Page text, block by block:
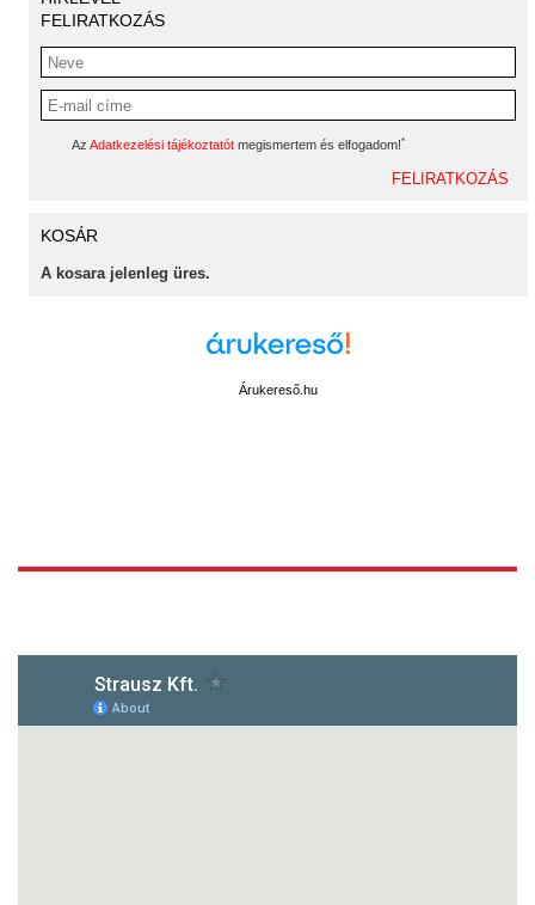
FELIRATKOZÁS
Az Adatkezelési tájékoztatót megismertem és elfogadom!*
KOSÁR
A kosara jelenleg üres.
Árukereső.hu